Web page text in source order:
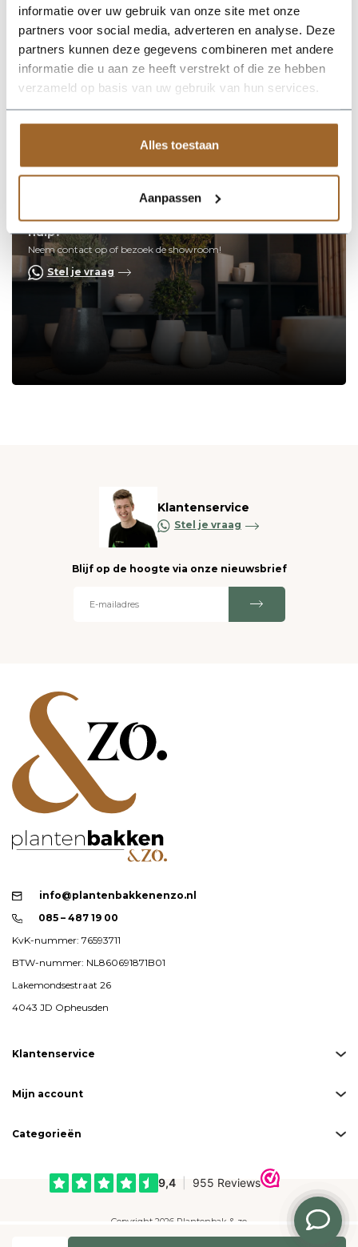
informatie over uw gebruik van onze site met onze
partners voor social media, adverteren en analyse. Deze
partners kunnen deze gegevens combineren met andere
informatie die u aan ze heeft verstrekt of die ze hebben
verzameld op basis van uw gebruik van hun services.
Alles toestaan
Aanpassen
rustige, stijlvolle basis en laat groen extra goed tot zijn recht
komen. Het buitenformaat is 90 x 90 x 60 cm, waardoor de
bak voldoende aanwezigheid heeft zonder zijn elegante vorm
te verliezen. Praktische kenmerken: plantgat Ø64-74 en
inhoud 160 liter. De afwerking in fiberglas zorgt voor een luxe
look en maakt deze plantenbak geschikt voor styling in huis,
Op zoek naar een vakkundige
hulp?
Neem contact op of bezoek de showroom!
Stel je vraag
Klantenservice
Stel je vraag
Blijf op de hoogte via onze nieuwsbrief
info@plantenbakkenenzo.nl
085 – 487 19 00
KvK-nummer: 76593711
BTW-nummer: NL860691871B01
Lakemondsestraat 26
4043 JD Opheusden
Klantenservice
Mijn account
Categorieën
Copyright 2026 Plantenbak & zo
Created byemarkable